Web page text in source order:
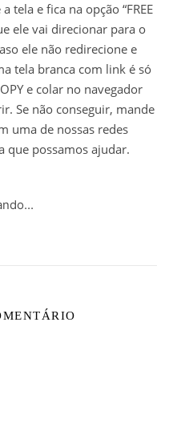
tela e fica na opção “FREE
ele vai direcionar para o
ele não redirecione e
tela branca com link é só
e colar no navegador
Se não conseguir, mande
uma de nossas redes
que possamos ajudar.